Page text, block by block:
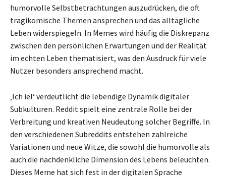
humorvolle Selbstbetrachtungen auszudrücken, die oft
tragikomische Themen ansprechen und das alltägliche
Leben widerspiegeln. In Memes wird häufig die Diskrepanz
zwischen den persönlichen Erwartungen und der Realität
im echten Leben thematisiert, was den Ausdruck für viele
Nutzer besonders ansprechend macht.
‚Ich iel‘ verdeutlicht die lebendige Dynamik digitaler
Subkulturen. Reddit spielt eine zentrale Rolle bei der
Verbreitung und kreativen Neudeutung solcher Begriffe. In
den verschiedenen Subreddits entstehen zahlreiche
Variationen und neue Witze, die sowohl die humorvolle als
auch die nachdenkliche Dimension des Lebens beleuchten.
Dieses Meme hat sich fest in der digitalen Sprache